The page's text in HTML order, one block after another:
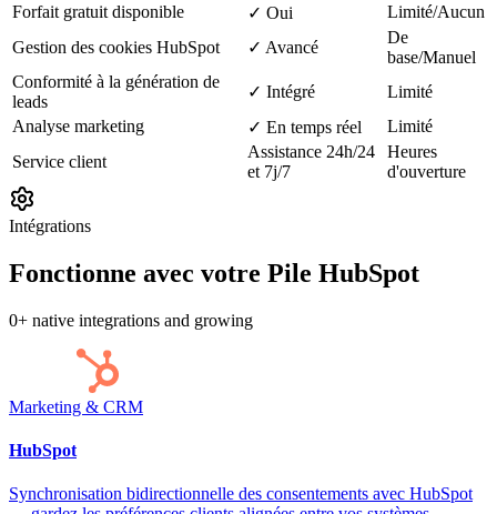
Forfait gratuit disponible
✓ Oui
Limité/Aucun
Gestion des cookies HubSpot
✓ Avancé
De
base/Manuel
Conformité à la génération de
leads
✓ Intégré
Limité
Analyse marketing
✓ En temps réel
Limité
Service client
Assistance 24h/24
et 7j/7
Heures
d'ouverture
Intégrations
Fonctionne avec votre Pile HubSpot
0+ native integrations and growing
Marketing & CRM
HubSpot
Synchronisation bidirectionnelle des consentements avec HubSpot